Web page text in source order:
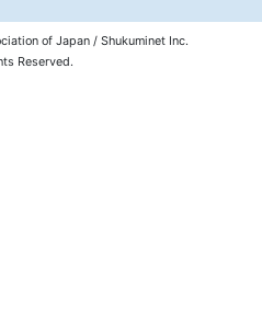
of Japan / Shukuminet Inc.
Reserved.